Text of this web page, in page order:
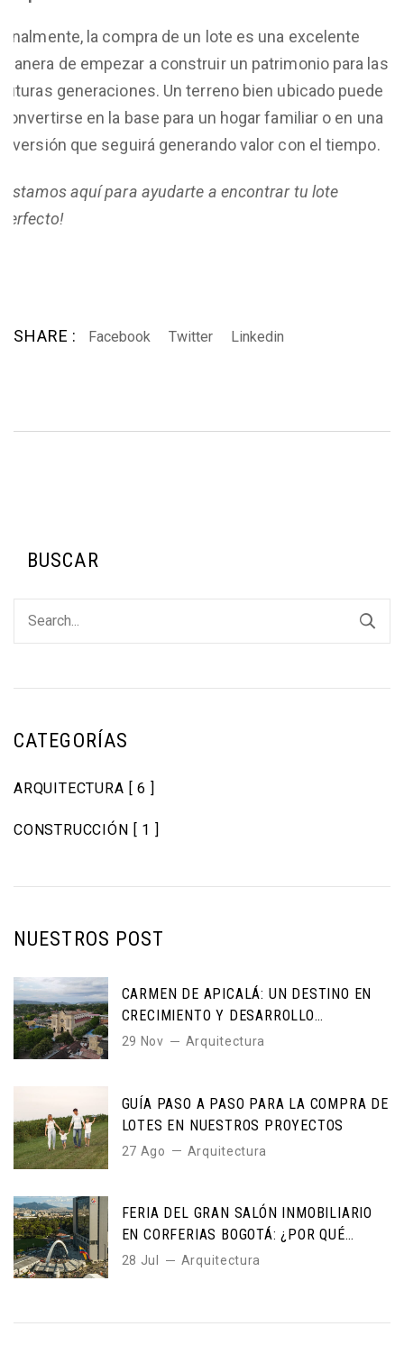
Finalmente, la compra de un lote es una excelente
manera de empezar a construir un patrimonio para las
futuras generaciones. Un terreno bien ubicado puede
convertirse en la base para un hogar familiar o en una
inversión que seguirá generando valor con el tiempo.
¡Estamos aquí para ayudarte a encontrar tu lote
perfecto!
SHARE : Facebook Twitter Linkedin
BUSCAR
CATEGORÍAS
ARQUITECTURA [ 6 ]
CONSTRUCCIÓN [ 1 ]
NUESTROS POST
CARMEN DE APICALÁ: UN DESTINO EN
CRECIMIENTO Y DESARROLLO
INMOBILIARIO
29 Nov Arquitectura
GUÍA PASO A PASO PARA LA COMPRA DE
LOTES EN NUESTROS PROYECTOS
27 Ago Arquitectura
FERIA DEL GRAN SALÓN INMOBILIARIO
EN CORFERIAS BOGOTÁ: ¿POR QUÉ
ASISTIR?
28 Jul Arquitectura